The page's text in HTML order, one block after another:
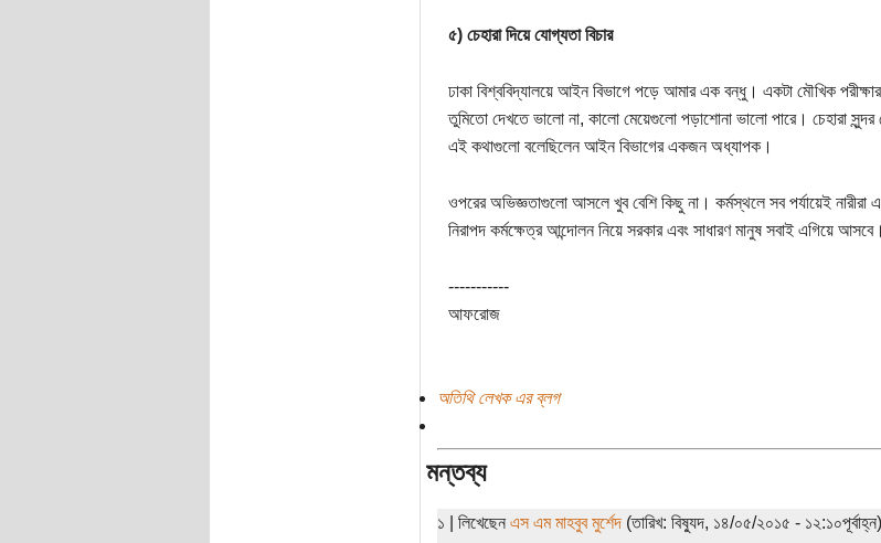
৫) চেহারা দিয়ে যোগ্যতা বিচার
ঢাকা বিশ্ববিদ্যালয়ে আইন বিভাগে পড়ে আমার এক বন্ধু। একটা মৌখিক
তুমিতো দেখতে ভালো না, কালো মেয়েগুলো পড়াশোনা ভালো পারে। চেহারা সুন্দর
এই কথাগুলো বলেছিলেন আইন বিভাগের একজন অধ্যাপক।
ওপরের অভিজ্ঞতাগুলো আসলে খুব বেশি কিছু না। কর্মস্থলে সব পর্যায়েই
নিরাপদ কর্মক্ষেত্র আন্দোলন নিয়ে সরকার এবং সাধারণ মানুষ সবাই এগিয়ে আসবে।
-----------
আফরোজ
অতিথি লেখক এর ব্লগ
মন্তব্য
১ | লিখেছেন এস এম মাহবুব মুর্শেদ(তারিখ: বিষ্যুদ, ১৪/০৫/২০১৫ - ১২:১০পূর্বাহ্ন)